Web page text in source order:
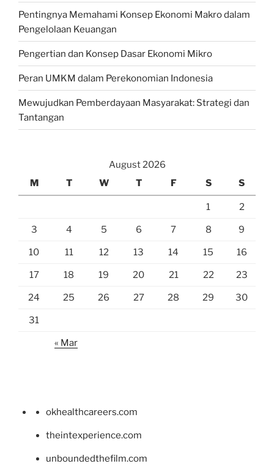
Pentingnya Memahami Konsep Ekonomi Makro dalam
Pengelolaan Keuangan
Pengertian dan Konsep Dasar Ekonomi Mikro
Peran UMKM dalam Perekonomian Indonesia
Mewujudkan Pemberdayaan Masyarakat: Strategi dan
Tantangan
August 2026
M
T W T F S S
1 2
3 4 5 6 7 8 9
10 11 12 13 14 15 16
17 18 19 20 21 22 23
24 25 26 27 28 29 30
31
« Mar
okhealthcareers.com
theintexperience.com
unboundedthefilm.com